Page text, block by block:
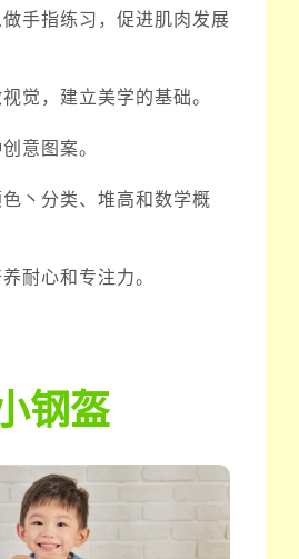
手指练习，促进肌肉发展
觉，建立美学的基础。
意图案。
丶分类、堆高和数学概
耐心和专注力。
钢盔